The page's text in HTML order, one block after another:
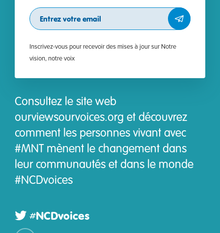
Subscribe
Inscrivez-vous pour recevoir des mises à jour sur Notre
vision, notre voix
Consultez le site web
ourviewsourvoices.org et découvrez
comment les personnes vivant avec
#MNT mènent le changement dans
leur communautés et dans le monde
#NCDvoices
#NCDvoices